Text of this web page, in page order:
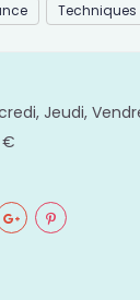
Jeudi,
€